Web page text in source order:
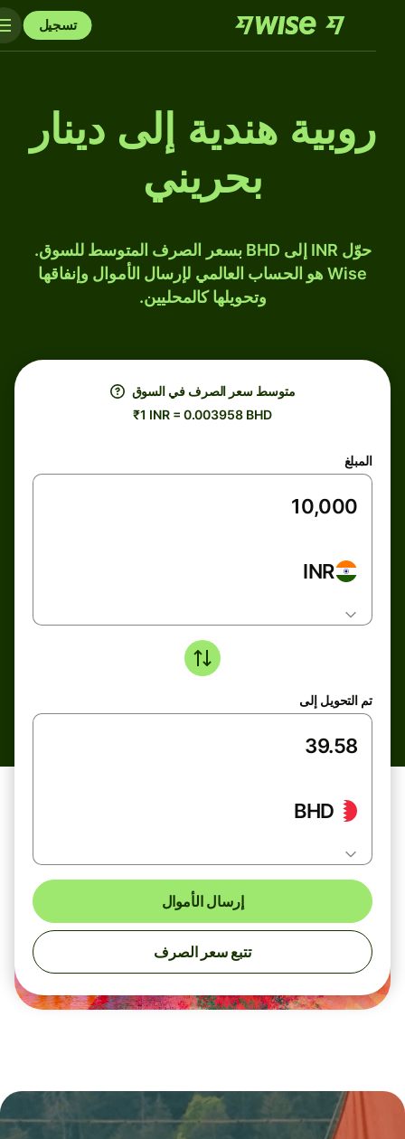
تسجيل
روبية هندية إلى دينار
بحريني
حوّل INR إلى BHD بسعر الصرف المتوسط للسوق.
Wise هو الحساب العالمي لإرسال الأموال وإنفاقها
وتحويلها كالمحليين.
متوسط ​​سعر الصرف في السوق
₹1 INR = 0.003958 BHD
المبلغ
INR
تم التحويل إلى
BHD
إرسال الأموال
تتبع سعر الصرف